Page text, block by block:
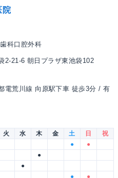
院
科口腔外科
2-21-6 朝日プラザ東池袋102
電荒川線 向原駅下車 徒歩3分 / 有
火 水 木 金 土 日
祝
●
●
●
●
● ●